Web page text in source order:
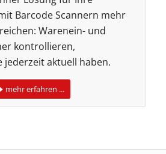
Barcode Scannern mehr
Warenein- und
kontrollieren,
jederzeit aktuell haben.
mehr erfahren ...